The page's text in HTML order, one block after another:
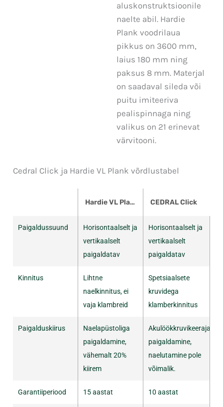
aluskonstruktsioonile
naelte abil. Hardie
Plank voodrilaua
pikkus on 3600 mm,
laius 180 mm ning
paksus 8 mm. Materjal
on saadaval sileda või
puitu imiteeriva
pealispinnaga ning
valikus on 21 erinevat
värvitooni.
Cedral Click ja Hardie VL Plank​ võrdlustabel
Hardie VL Plank CEDRAL Click
Paigaldussuund
Horisontaalselt ja
vertikaalselt
paigaldatav
Horisontaalselt ja
vertikaalselt
paigaldatav
Kinnitus
Lihtne
naelkinnitus, ei
vaja klambreid
Spetsiaalsete
kruvidega
klamberkinnitus
Paigalduskiirus
Naelapüstoliga
paigaldamine,
vähemalt 20%
kiirem
Akulöökkruvikeerajaga
paigaldamine,
naelutamine pole
võimalik.
Garantiiperiood 15 aastat 10 aastat